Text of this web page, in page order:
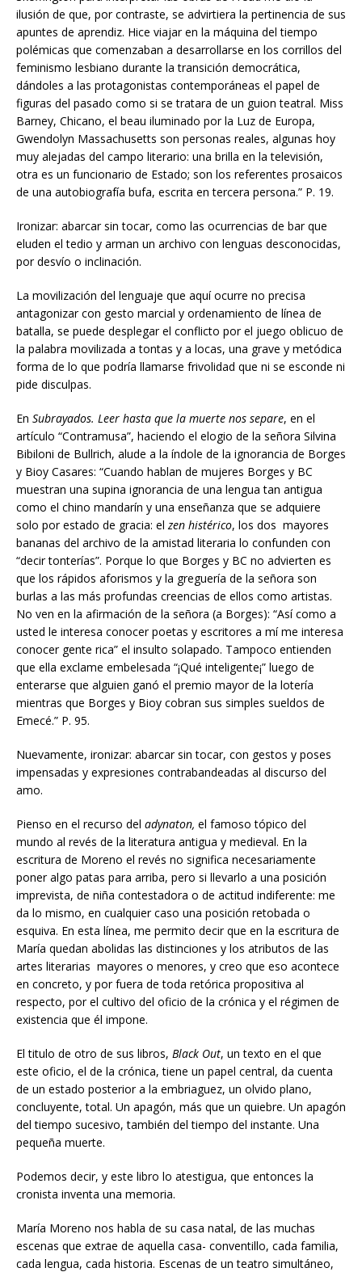
ilusión de que, por contraste, se advirtiera la pertinencia de sus
apuntes de aprendiz. Hice viajar en la máquina del tiempo
polémicas que comenzaban a desarrollarse en los corrillos del
feminismo lesbiano durante la transición democrática,
dándoles a las protagonistas contemporáneas el papel de
figuras del pasado como si se tratara de un guion teatral. Miss
Barney, Chicano, el beau iluminado por la Luz de Europa,
Gwendolyn Massachusetts son personas reales, algunas hoy
muy alejadas del campo literario: una brilla en la televisión,
otra es un funcionario de Estado; son los referentes prosaicos
de una autobiografía bufa, escrita en tercera persona.” P. 19.
Ironizar: abarcar sin tocar, como las ocurrencias de bar que
eluden el tedio y arman un archivo con lenguas desconocidas,
por desvío o inclinación.
La movilización del lenguaje que aquí ocurre no precisa
antagonizar con gesto marcial y ordenamiento de línea de
batalla, se puede desplegar el conflicto por el juego oblicuo de
la palabra movilizada a tontas y a locas, una grave y metódica
forma de lo que podría llamarse frivolidad que ni se esconde ni
pide disculpas.
En Subrayados. Leer hasta que la muerte nos separe, en el
artículo “Contramusa”, haciendo el elogio de la señora Silvina
Bibiloni de Bullrich, alude a la índole de la ignorancia de Borges
y Bioy Casares: “Cuando hablan de mujeres Borges y BC
muestran una supina ignorancia de una lengua tan antigua
como el chino mandarín y una enseñanza que se adquiere
solo por estado de gracia: el zen histérico, los dos mayores
bananas del archivo de la amistad literaria lo confunden con
“decir tonterías”. Porque lo que Borges y BC no advierten es
que los rápidos aforismos y la greguería de la señora son
burlas a las más profundas creencias de ellos como artistas.
No ven en la afirmación de la señora (a Borges): “Así como a
usted le interesa conocer poetas y escritores a mí me interesa
conocer gente rica” el insulto solapado. Tampoco entienden
que ella exclame embelesada “¡Qué inteligente¡” luego de
enterarse que alguien ganó el premio mayor de la lotería
mientras que Borges y Bioy cobran sus simples sueldos de
Emecé.” P. 95.
Nuevamente, ironizar: abarcar sin tocar, con gestos y poses
impensadas y expresiones contrabandeadas al discurso del
amo.
Pienso en el recurso del adynaton, el famoso tópico del
mundo al revés de la literatura antigua y medieval. En la
escritura de Moreno el revés no significa necesariamente
poner algo patas para arriba, pero si llevarlo a una posición
imprevista, de niña contestadora o de actitud indiferente: me
da lo mismo, en cualquier caso una posición retobada o
esquiva. En esta línea, me permito decir que en la escritura de
María quedan abolidas las distinciones y los atributos de las
artes literarias mayores o menores, y creo que eso acontece
en concreto, y por fuera de toda retórica propositiva al
respecto, por el cultivo del oficio de la crónica y el régimen de
existencia que él impone.
El titulo de otro de sus libros, Black Out, un texto en el que
este oficio, el de la crónica, tiene un papel central, da cuenta
de un estado posterior a la embriaguez, un olvido plano,
concluyente, total. Un apagón, más que un quiebre. Un apagón
del tiempo sucesivo, también del tiempo del instante. Una
pequeña muerte.
Podemos decir, y este libro lo atestigua, que entonces la
cronista inventa una memoria.
María Moreno nos habla de su casa natal, de las muchas
escenas que extrae de aquella casa- conventillo, cada familia,
cada lengua, cada historia. Escenas de un teatro simultáneo,